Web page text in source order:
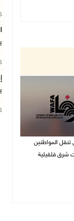
تنقل المواطنين
شرق قلقيلية